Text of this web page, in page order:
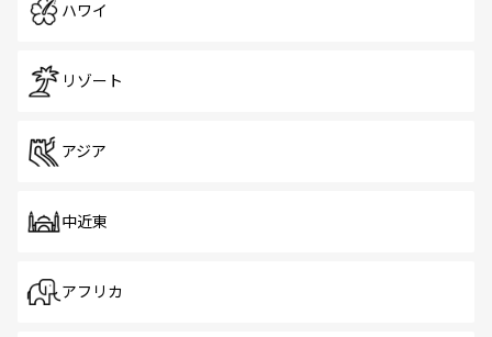
ハワイ
リゾート
アジア
中近東
アフリカ